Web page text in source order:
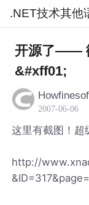
.NET技术其他
社区 .NET技
开源了——
&#xff01;
2007-06-06
这里有截图！超
http://